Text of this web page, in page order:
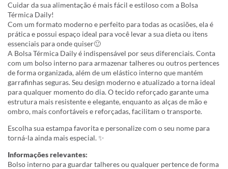
Cuidar da sua alimentação é mais fácil e estiloso com a Bolsa
Térmica Daily!
Com um formato moderno e perfeito para todas as ocasiões, ela é
prática e possui espaço ideal para você levar a sua dieta ou itens
essenciais para onde quiser🙂
A Bolsa Térmica Daily é indispensável por seus diferenciais. Conta
com um bolso interno para armazenar talheres ou outros pertences
de forma organizada, além de um elástico interno que mantém
garrafinhas seguras. Seu design moderno e atualizado a torna ideal
para qualquer momento do dia. O tecido reforçado garante uma
estrutura mais resistente e elegante, enquanto as alças de mão e
ombro, mais confortáveis e reforçadas, facilitam o transporte.
Escolha sua estampa favorita e personalize com o seu nome para
torná-la ainda mais especial. ✨
Informações relevantes:
Bolso interno para guardar talheres ou qualquer pertence de forma